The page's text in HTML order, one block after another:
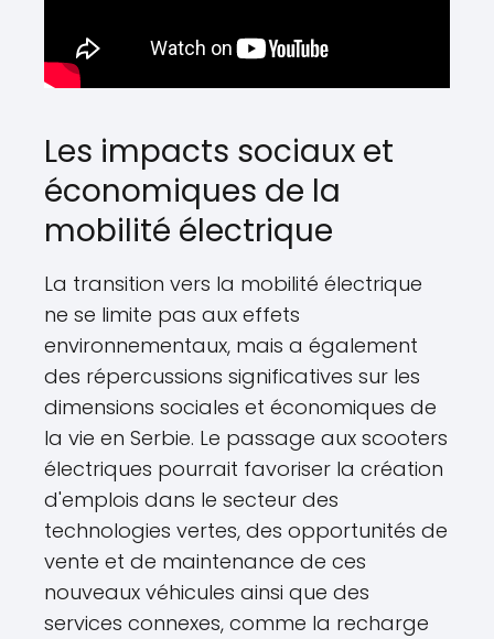
Les impacts sociaux et
économiques de la
mobilité électrique
La transition vers la mobilité électrique
ne se limite pas aux effets
environnementaux, mais a également
des répercussions significatives sur les
dimensions sociales et économiques de
la vie en Serbie. Le passage aux scooters
électriques pourrait favoriser la création
d'emplois dans le secteur des
technologies vertes, des opportunités de
vente et de maintenance de ces
nouveaux véhicules ainsi que des
services connexes, comme la recharge